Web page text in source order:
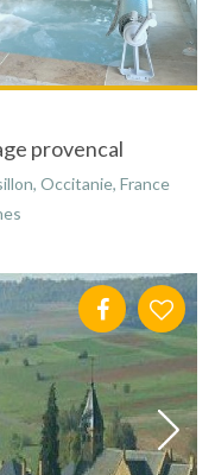
provencal
Occitanie, France